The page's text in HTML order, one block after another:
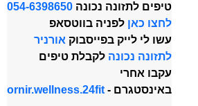
טיפים לתזונה נכונה 054-6398650
לחצו כאן לפניה בווטסאפ
עשו לי לייק בפייסבוק אורניר
לתזונה נכונה לקבלת טיפים
עקבו אחרי
באינסטגרם -ornir.wellness.24fit